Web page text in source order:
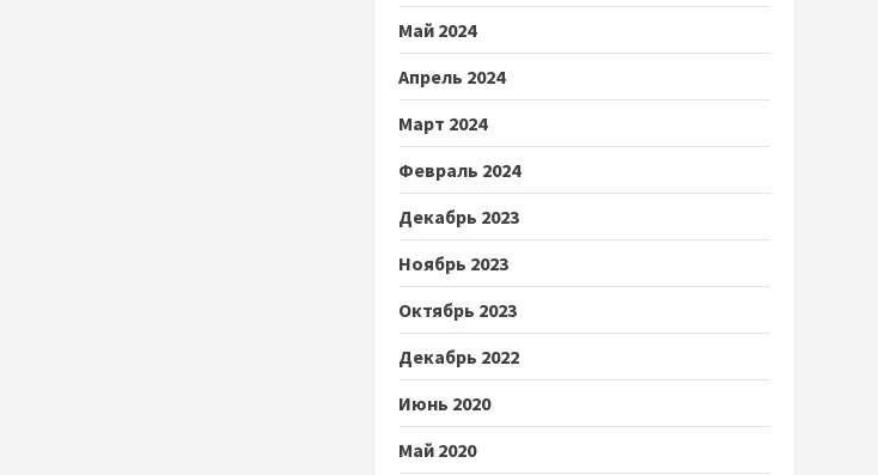
Май 2024
Апрель 2024
Март 2024
Февраль 2024
Декабрь 2023
Ноябрь 2023
Октябрь 2023
Декабрь 2022
Июнь 2020
Май 2020